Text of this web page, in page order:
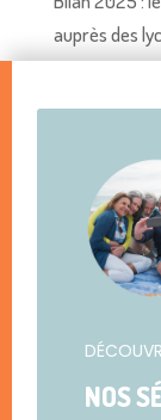
auprès des
NOS